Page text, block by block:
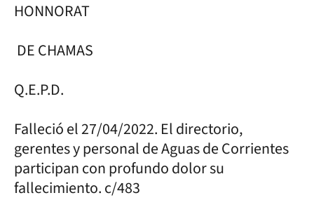
HONNORAT
DE CHAMAS
Q.E.P.D.
Falleció el 27/04/2022. El directorio,
gerentes y personal de Aguas de Corrientes
participan con profundo dolor su
fallecimiento. c/483